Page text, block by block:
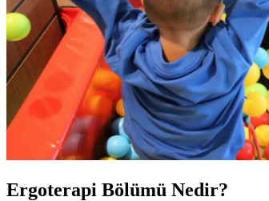
Ergoterapi Bölümü Nedir?